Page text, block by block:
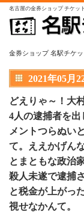
名古屋の金券ショップ チケッ
金券ショップ 名駅チケッ
2021年05月
どえりゃ～！大
4人の逮捕者を
メントつらぬい
て。ええかげん
とまともな政治
殺人未遂で逮捕
と税金が上がっ
視せなかんて。